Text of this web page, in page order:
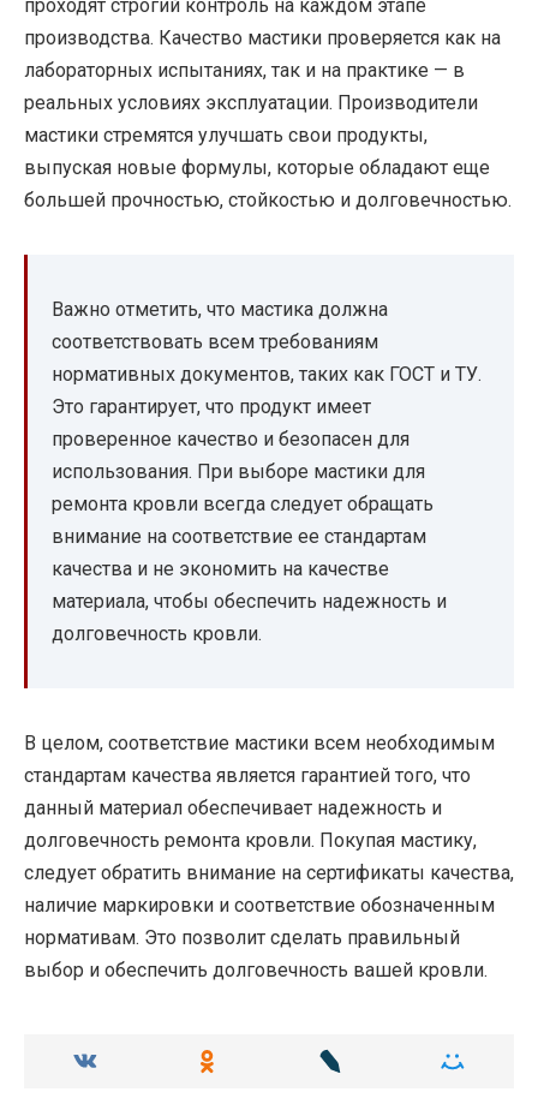
проходят строгий контроль на каждом этапе
производства. Качество мастики проверяется как на
лабораторных испытаниях, так и на практике — в
реальных условиях эксплуатации. Производители
мастики стремятся улучшать свои продукты,
выпуская новые формулы, которые обладают еще
большей прочностью, стойкостью и долговечностью.
Важно отметить, что мастика должна
соответствовать всем требованиям
нормативных документов, таких как ГОСТ и ТУ.
Это гарантирует, что продукт имеет
проверенное качество и безопасен для
использования. При выборе мастики для
ремонта кровли всегда следует обращать
внимание на соответствие ее стандартам
качества и не экономить на качестве
материала, чтобы обеспечить надежность и
долговечность кровли.
В целом, соответствие мастики всем необходимым
стандартам качества является гарантией того, что
данный материал обеспечивает надежность и
долговечность ремонта кровли. Покупая мастику,
следует обратить внимание на сертификаты качества,
наличие маркировки и соответствие обозначенным
нормативам. Это позволит сделать правильный
выбор и обеспечить долговечность вашей кровли.